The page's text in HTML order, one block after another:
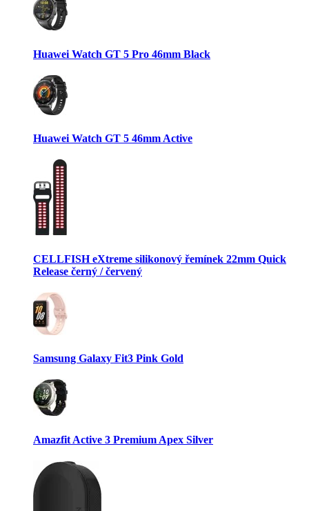
Huawei Watch GT 5 Pro 46mm Black
Huawei Watch GT 5 46mm Active
CELLFISH eXtreme silikonový řemínek 22mm Quick
Release černý / červený
Samsung Galaxy Fit3 Pink Gold
Amazfit Active 3 Premium Apex Silver